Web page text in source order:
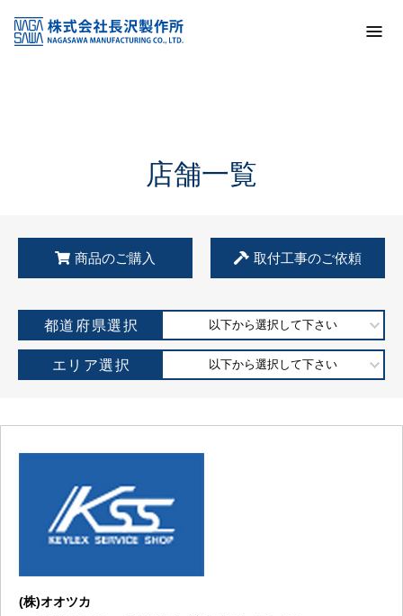
KSS加盟店・取扱店情報
店舗一覧
店舗一覧
商品のご購入 取付工事のご依頼
都道府県選択 以下から選択して下さい
エリア選択 以下から選択して下さい
(株)オオツカ